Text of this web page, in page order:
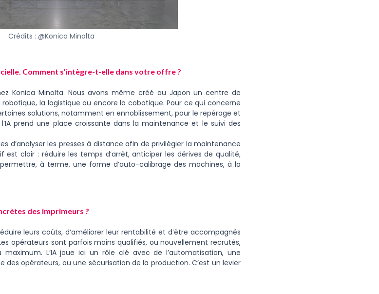
Crédits : @Konica Minolta
Comment s’intègre-t-elle dans votre offre ?
Konica Minolta. Nous avons même créé au Japon un centre de
robotique, la logistique ou encore la cobotique. Pour ce qui concerne
solutions, notamment en ennoblissement, pour le repérage et
l’IA prend une place croissante dans la maintenance et le suivi des
d’analyser les presses à distance afin de privilégier la maintenance
est clair : réduire les temps d’arrêt, anticiper les dérives de qualité,
à terme, une forme d’auto-calibrage des machines, à la
des imprimeurs ?
leurs coûts, d’améliorer leur rentabilité et d’être accompagnés
opérateurs sont parfois moins qualifiés, ou nouvellement recrutés,
L’IA joue ici un rôle clé avec de l’automatisation, une
des opérateurs, ou une sécurisation de la production. C’est un levier